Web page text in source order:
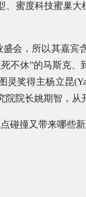
蜜度科技蜜巢
会，所以其嘉宾
不休”的马斯克
奖得主杨立昆
院长姚期智，从
碰撞又带来哪些